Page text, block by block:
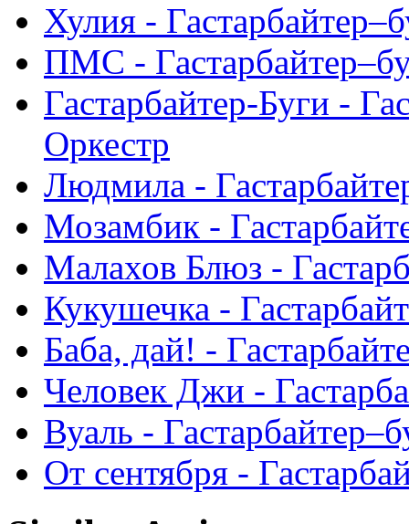
Хулия -
ПМС -
Гастарбайтер-Буги -
Оркестр
Людмила -
Мозамбик -
Малахов Блюз -
Кукушечка -
Баба, дай! -
Человек Джи -
Вуаль -
От сентября -